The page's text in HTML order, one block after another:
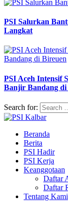
PSI Salurkan
Langkat
PSI Aceh Intensif
Banjir Bandang di
Search for:
Beranda
Berita
PSI Hadir
PSI Kerja
Keanggotaan
Daftar
Daftar
Tentang Kami